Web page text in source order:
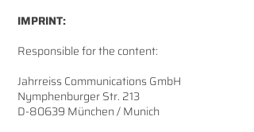
IMPRINT:
Responsible for the content:
Jahrreiss Communications GmbH
Nymphenburger Str. 213
D-80639 München / Munich